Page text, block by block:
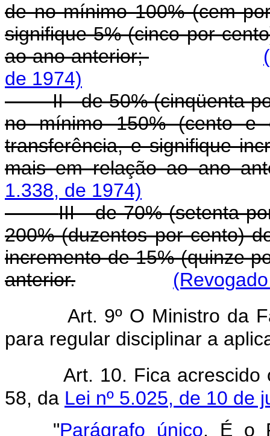
de no mínimo 100% (cem
signifique 5% (cinco por
ao ano anterior;
de 1974)
II - de 50% (cinqüenta
no mínimo 150% (cento e
transferência, e signifique
mais em relação ao ano
1.338, de 1974)
III - de 70% (setenta
200% (duzentos por cento)
incremento de 15% (quinze
anterior.
Art. 9º O Ministro da
para regular disciplinar a
Art. 10. Fica
58, da Lei nº 5.025, de 10 de
"Parágrafo único. É o